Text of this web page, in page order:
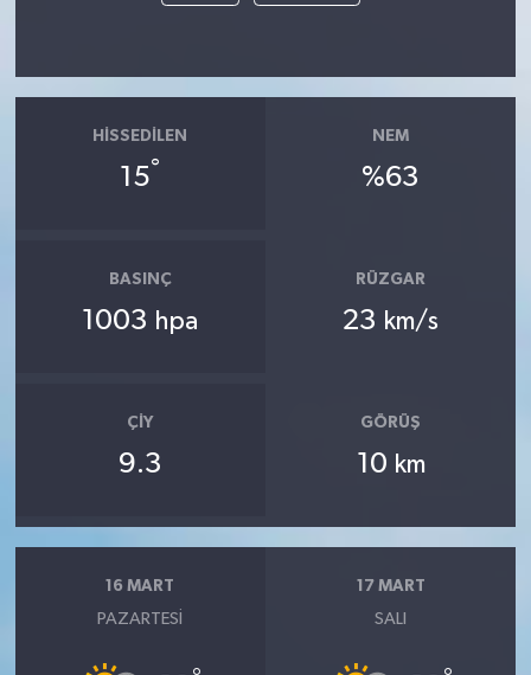
HISSEDILEN
15°
NEM
%63
BASINÇ
1003 hpa
RÜZGAR
23 km/s
ÇIY
9.3
GÖRÜŞ
10 km
16 MART
PAZARTESI
17 MART
SALI